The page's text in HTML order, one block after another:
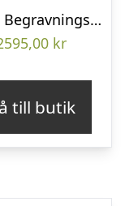
Öppet Begravningshjärta
kr
till butik